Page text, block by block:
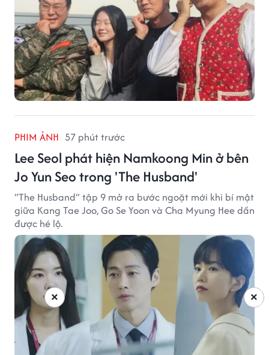
PHIM ẢNH 57 phút trước
Lee Seol phát hiện Namkoong Min ở bên
Jo Yun Seo trong 'The Husband'
“The Husband” tập 9 mở ra bước ngoặt mới khi bí mật
giữa Kang Tae Joo, Go Se Yoon và Cha Myung Hee dần
được hé lộ.
×
×